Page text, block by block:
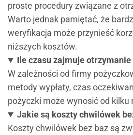
proste procedury związane z
Warto jednak pamiętać, że
weryfikacja może przynieść
niższych kosztów.
Ile czasu zajmuje
W zależności od firmy
metody wypłaty, czas
pożyczki może wynosić od kilku
Jakie są koszty chwilówek
Koszty chwilówek bez baz są